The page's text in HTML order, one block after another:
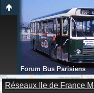
Forum Bus Parisiens
Réseaux Ile de France